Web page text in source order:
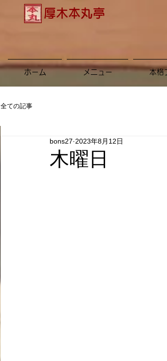
厚木本丸亭
ホーム メニュー 本格
全ての記事
木曜日
bons27 2023年8月12日